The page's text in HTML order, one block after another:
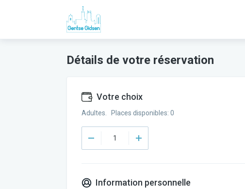
Détails de votre réservation
Votre choix
Adultes. Places disponibles: 0
Information personnelle